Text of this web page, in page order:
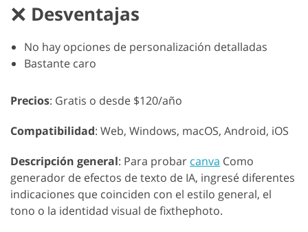
Desventajas
No hay opciones de personalización detalladas
Bastante caro
Precios: Gratis o desde $120/año
Compatibilidad: Web, Windows, macOS, Android, iOS
Descripción general: Para probar canva Como
generador de efectos de texto de IA, ingresé diferentes
indicaciones que coinciden con el estilo general, el
tono o la identidad visual de fixthephoto.